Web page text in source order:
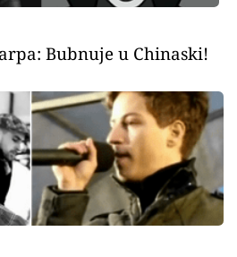
Bubnuje u Chinaski!